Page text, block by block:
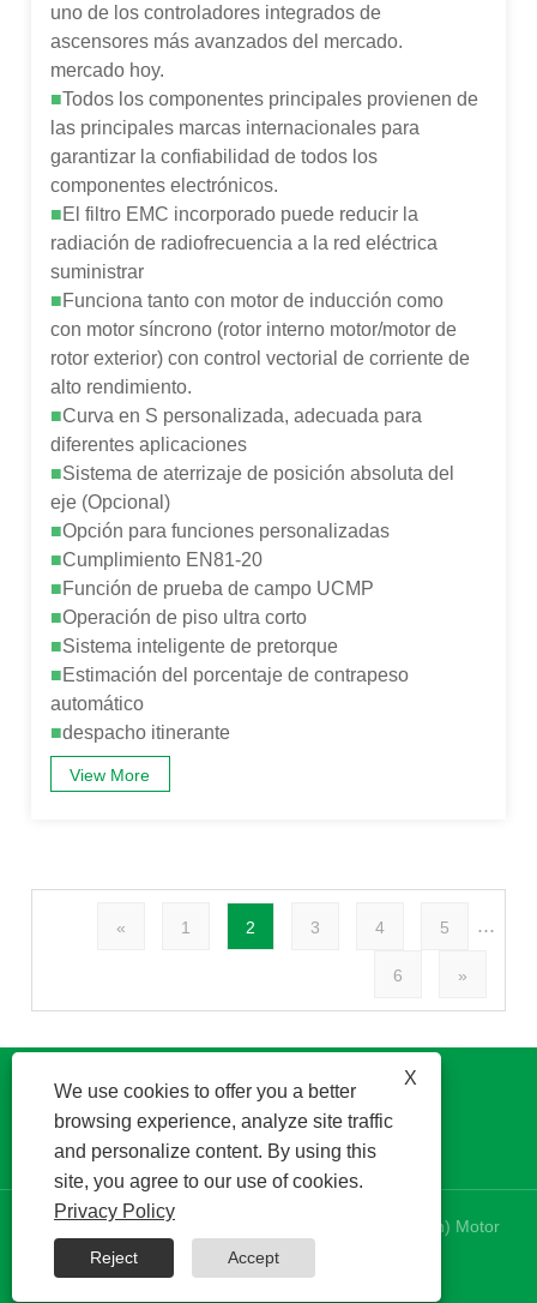
uno de los controladores integrados de
ascensores más avanzados del mercado.
mercado hoy.
■Todos los componentes principales provienen de
las principales marcas internacionales para
garantizar la confiabilidad de todos los
componentes electrónicos.
■El filtro EMC incorporado puede reducir la
radiación de radiofrecuencia a la red eléctrica
suministrar
■Funciona tanto con motor de inducción como
con motor síncrono (rotor interno motor/motor de
rotor exterior) con control vectorial de corriente de
alto rendimiento.
■Curva en S personalizada, adecuada para
diferentes aplicaciones
■Sistema de aterrizaje de posición absoluta del
eje (Opcional)
■Opción para funciones personalizadas
■Cumplimiento EN81-20
■Función de prueba de campo UCMP
■Operación de piso ultra corto
■Sistema inteligente de pretorque
■Estimación del porcentaje de contrapeso
automático
■despacho itinerante
View More
« 1 2 3 4 5 ...
6 »
Copyright © 2024 Kinetek DeSheng (Shunde, Foshan) Motor
Co., Ltd. Todos los derechos reservados.
RSS |XML|Privacy Policy
X
We use cookies to offer you a better
browsing experience, analyze site traffic
and personalize content. By using this
site, you agree to our use of cookies.
Privacy Policy
Reject Accept